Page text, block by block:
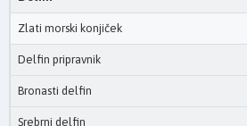
Zlati morski konjiček
Delfin pripravnik
Bronasti delfin
Srebrni delfin